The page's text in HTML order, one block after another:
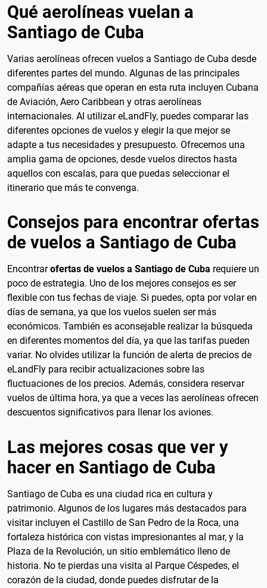
Qué aerolíneas vuelan a
Santiago de Cuba
Varias aerolíneas ofrecen vuelos a Santiago de Cuba desde
diferentes partes del mundo. Algunas de las principales
compañías aéreas que operan en esta ruta incluyen Cubana
de Aviación, Aero Caribbean y otras aerolíneas
internacionales. Al utilizar eLandFly, puedes comparar las
diferentes opciones de vuelos y elegir la que mejor se
adapte a tus necesidades y presupuesto. Ofrecemos una
amplia gama de opciones, desde vuelos directos hasta
aquellos con escalas, para que puedas seleccionar el
itinerario que más te convenga.
Consejos para encontrar ofertas
de vuelos a Santiago de Cuba
Encontrarofertas de vuelos a Santiago de Cuba requiere un
poco de estrategia. Uno de los mejores consejos es ser
flexible con tus fechas de viaje. Si puedes, opta por volar en
días de semana, ya que los vuelos suelen ser más
económicos. También es aconsejable realizar la búsqueda
en diferentes momentos del día, ya que las tarifas pueden
variar. No olvides utilizar la función de alerta de precios de
eLandFly para recibir actualizaciones sobre las
fluctuaciones de los precios. Además, considera reservar
vuelos de última hora, ya que a veces las aerolíneas ofrecen
descuentos significativos para llenar los aviones.
Las mejores cosas que ver y
hacer en Santiago de Cuba
Santiago de Cuba es una ciudad rica en cultura y
patrimonio. Algunos de los lugares más destacados para
visitar incluyen el Castillo de San Pedro de la Roca, una
fortaleza histórica con vistas impresionantes al mar, y la
Plaza de la Revolución, un sitio emblemático lleno de
historia. No te pierdas una visita al Parque Céspedes, el
corazón de la ciudad, donde puedes disfrutar de la